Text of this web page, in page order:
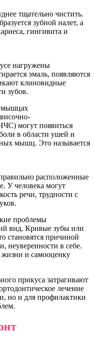
тщательно чистить.
зубной налет, а
гингивита и
нагружены
эмаль, появляются
клиновидные
зубов.
мышцах
могут появиться
в области ушей и
мышц. Это называется
расположенные
У человека могут
речи, трудности с
проблемы
вид. Кривые зубы или
становятся причиной
неуверенности в себе.
жизни и самооценку
прикуса затрагивают
лечение
но и для профилактики